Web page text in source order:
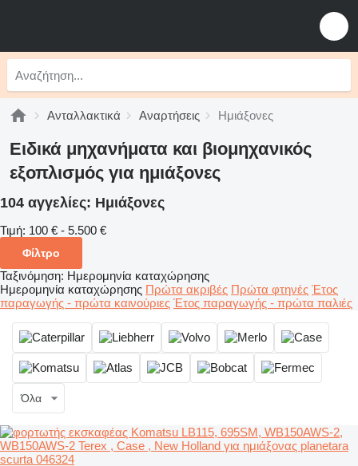
Ανταλλακτικά Αναρτήσεις Ημιάξονες
Ειδικά μηχανήματα και βιομηχανικός
εξοπλισμός για ημιάξονες
104 αγγελίες: Ημιάξονες
Τιμή: 100 € - 5.500 €
Φίλτρο
Ταξινόμηση: Ημερομηνία καταχώρησης
Ημερομηνία καταχώρησης Πρώτα ακριβές Πρώτα φτηνές Έτος
παραγωγής - πρώτα καινούριες Έτος παραγωγής - πρώτα παλιές
Όλα